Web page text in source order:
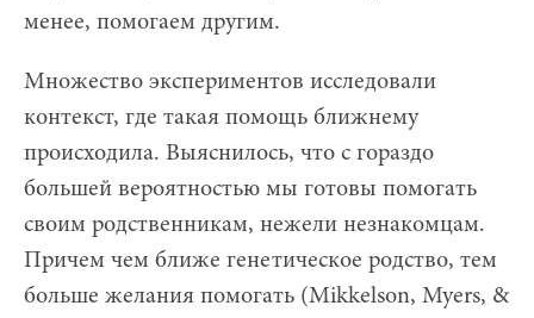
менее, помогаем другим.
Множество экспериментов исследовали
контекст, где такая помощь ближнему
происходила. Выяснилось, что с гораздо
большей вероятностью мы готовы помогать
своим родственникам, нежели незнакомцам.
Причем чем ближе генетическое родство, тем
больше желания помогать (Mikkelson, Myers, &